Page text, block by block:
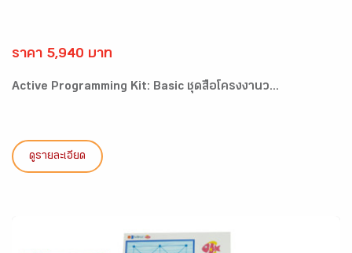
ราคา 5,940 บาท
Active Programming Kit: Basic ชุดสื่อโครงงานว...
ดูรายละเอียด